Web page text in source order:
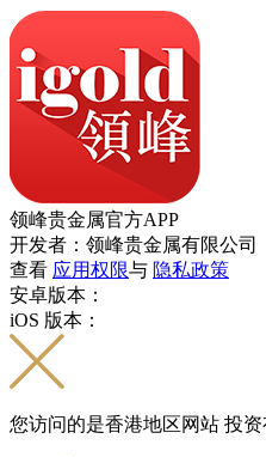
领峰贵金属官方APP
开发者：领峰贵金属有限公司
查看 应用权限与 隐私政策
安卓版本：
iOS 版本：
您访问的是香港地区网站 投